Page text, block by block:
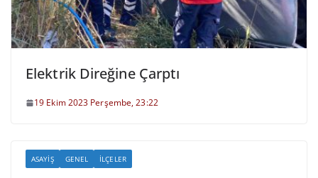
Elektrik Direğine Çarptı
19 Ekim 2023 Perşembe, 23:22
ASAYIŞ GENEL İLÇELER